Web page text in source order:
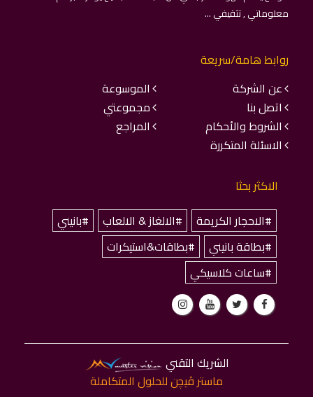
معلوماتي , تثقيفي ...
روابط هامة/سريعة
عن الشركة
الموسوعة
اتصل بنا
مجموعتي
الشروط والأحكام
المراجع
الاسئلة المتكررة
الاكثر بحثا
#الاحجار الكريمة
#الالغاز & الالعاب
#بانيني
#بطاقة بانيني
#بطاقات&استيكرات
#ساعات كلاسيكي
الشريك التقني
ماستر ﭬﻴﭽﻦ للحلول المتكاملة